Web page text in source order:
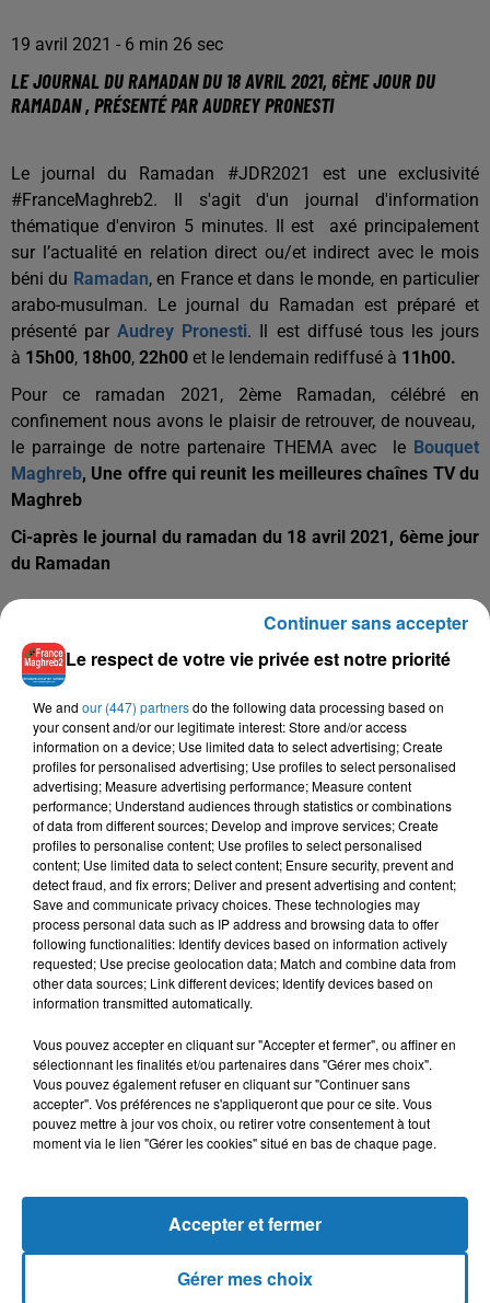
19 avril 2021 - 6 min 26 sec
LE JOURNAL DU RAMADAN DU 18 AVRIL 2021, 6ÈME JOUR DU
RAMADAN , PRÉSENTÉ PAR AUDREY PRONESTI
Le journal du Ramadan #JDR2021 est une exclusivité
#FranceMaghreb2. Il s'agit d'un journal d'information
thématique d'environ 5 minutes. Il est axé principalement
sur l’actualité en relation direct ou/et indirect avec le mois
béni du Ramadan, en France et dans le monde, en particulier
arabo-musulman. Le journal du Ramadan est préparé et
présenté par Audrey Pronesti. Il est diffusé tous les jours
à 15h00, 18h00, 22h00 et le lendemain rediffusé à 11h00.
Pour ce ramadan 2021, 2ème Ramadan, célébré en
confinement nous avons le plaisir de retrouver, de nouveau,
le parrainge de notre partenaire THEMA avec le Bouquet
Maghreb, Une offre qui reunit les meilleures chaînes TV du
Maghreb
Ci-après le journal du ramadan du 18 avril 2021, 6ème jour
du Ramadan
TITRES DIFFUSÉS
7h20
7h20
MOUH MILANO
Edahka
7h14
7h14
MOHAMED ALLAOUA,
KENZA FARAH
Tidyanin
7h11
7h11
AMR DIAB
Habeitek
L'HOROSCOPE
Le respect de votre vie privée est notre priorité
We and our (447) partnersdo the following data processing based on
your consent and/or our legitimate interest: Store and/or access
information on a device; Use limited data to select advertising; Create
profiles for personalised advertising; Use profiles to select personalised
advertising; Measure advertising performance; Measure content
performance; Understand audiences through statistics or combinations
of data from different sources; Develop and improve services; Create
profiles to personalise content; Use profiles to select personalised
content; Use limited data to select content; Ensure security, prevent and
detect fraud, and fix errors; Deliver and present advertising and content;
Save and communicate privacy choices. These technologies may
process personal data such as IP address and browsing data to offer
following functionalities: Identify devices based on information actively
requested; Use precise geolocation data; Match and combine data from
other data sources; Link different devices; Identify devices based on
information transmitted automatically.
Vous pouvez accepter en cliquant sur "Accepter et fermer", ou affiner en
sélectionnant les finalités et/ou partenaires dans "Gérer mes choix".
Vous pouvez également refuser en cliquant sur "Continuer sans
accepter". Vos préférences ne s'appliqueront que pour ce site. Vous
pouvez mettre à jour vos choix, ou retirer votre consentement à tout
moment via le lien "Gérer les cookies" situé en bas de chaque page.
Gérer mes choix
Accepter et fermer
Continuer sans accepter